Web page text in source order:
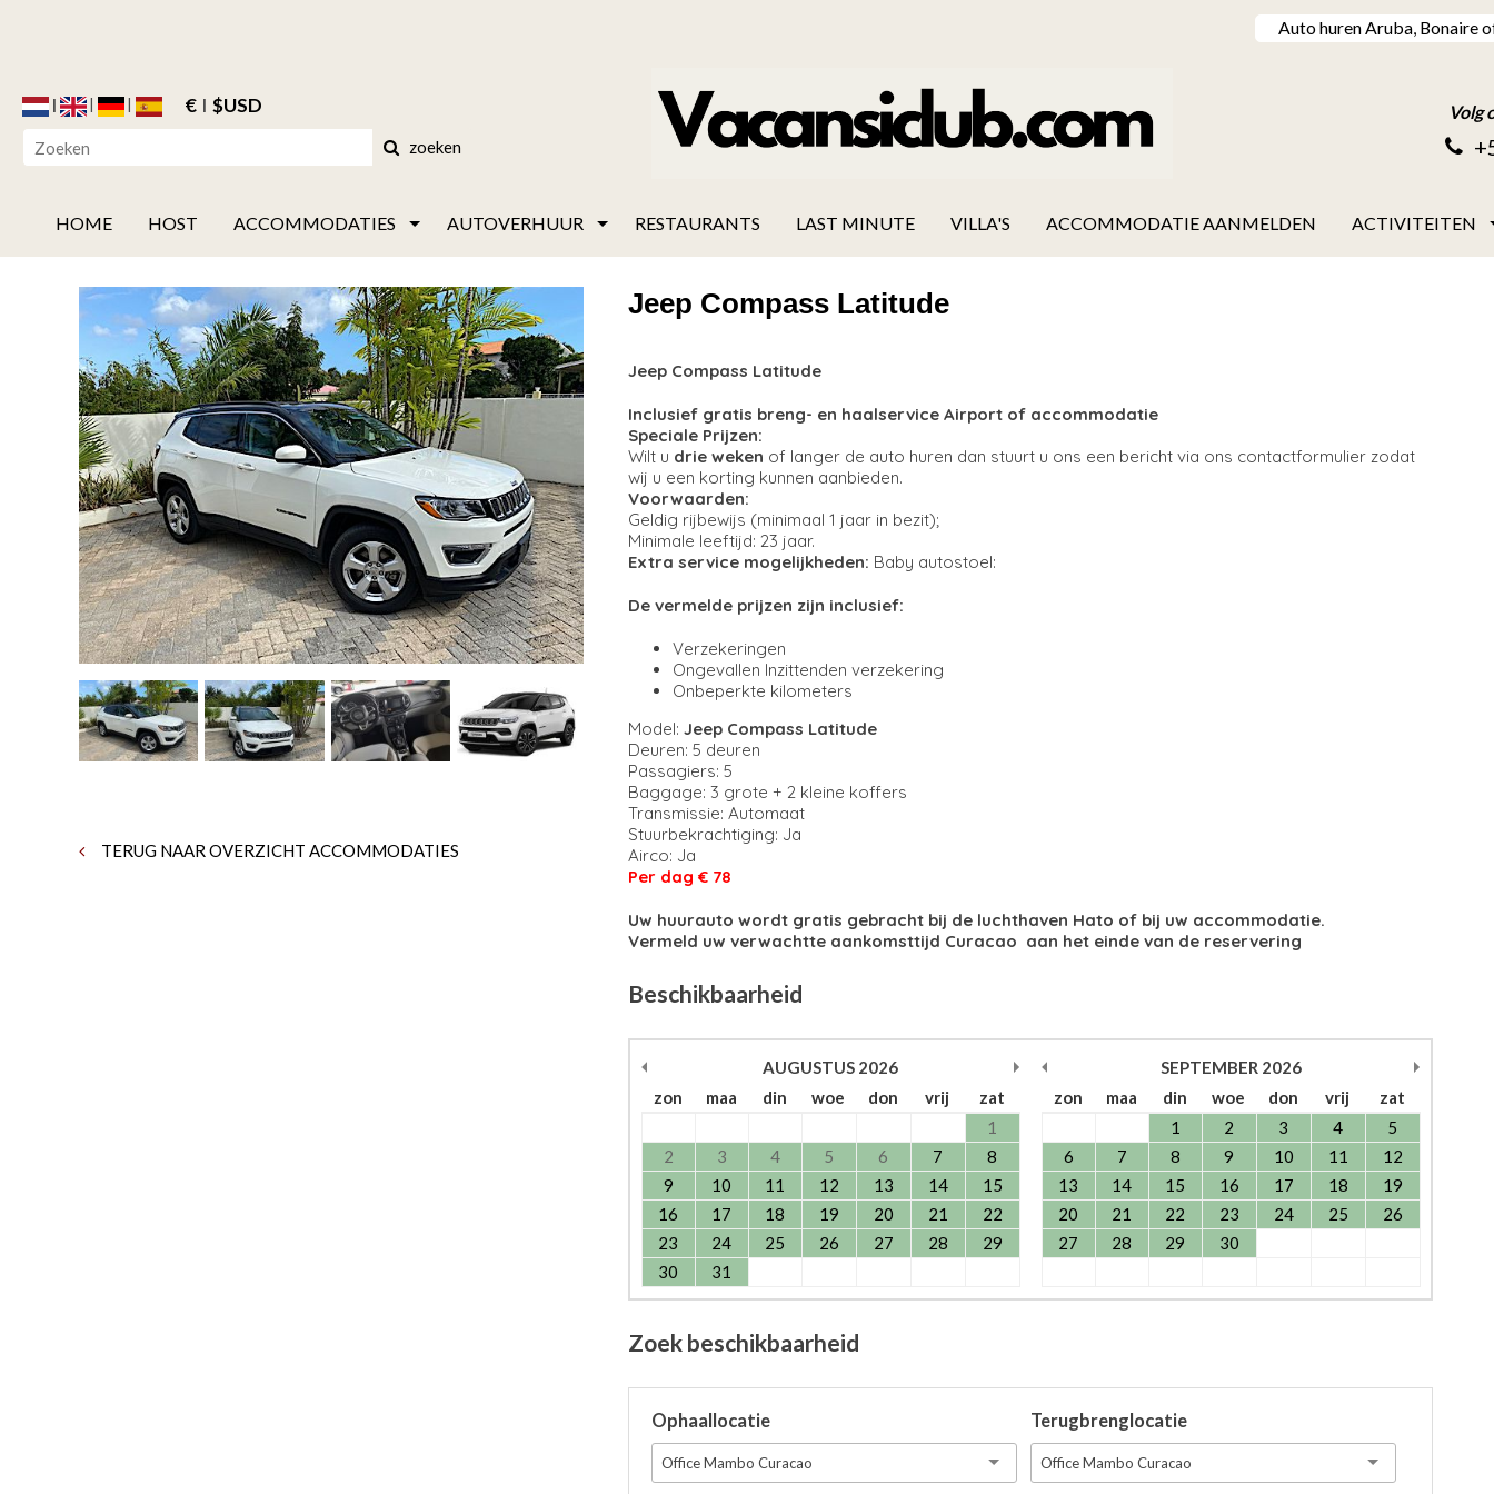
Auto huren Aruba, Bonaire
€ $USD
zoeken
Volg
HOME HOST ACCOMMODATIES AUTOVERHUUR RESTAURANTS LAST MINUTE VILLA'S ACCOMMODATIE AANMELDEN ACTIVITEITEN
TERUG NAAR OVERZICHT ACCOMMODATIES
Jeep Compass Latitude
Jeep Compass Latitude
Inclusief gratis breng- en haalservice Airport of accommodatie
Speciale Prijzen:
Wilt u drie weken of langer de auto huren dan stuurt u ons een bericht via ons contactformulier zodat
wij u een korting kunnen aanbieden.
Voorwaarden:
Geldig rijbewijs (minimaal 1 jaar in bezit);
Minimale leeftijd: 23 jaar.
Extra service mogelijkheden: Baby autostoel:
De vermelde prijzen zijn inclusief:
Verzekeringen
Ongevallen Inzittenden verzekering
Onbeperkte kilometers
Model: Jeep Compass Latitude
Deuren: 5 deuren
Passagiers: 5
Baggage: 3 grote + 2 kleine koffers
Transmissie: Automaat
Stuurbekrachtiging: Ja
Airco: Ja
Per dag € 78
Uw huurauto wordt gratis gebracht bij de luchthaven Hato of bij uw accommodatie.
Vermeld uw verwachtte aankomsttijd Curacao aan het einde van de reservering
Beschikbaarheid
AUGUSTUS 2026
zon
maa din woe don vrij
zat
1
2
3 4 5 6 7
8
9
10 11 12 13 14
15
16
17 18 19 20 21
22
23
24 25 26 27 28
29
30
31
SEPTEMBER 2026
zon
maa din woe don vrij
zat
1
2 3 4
5
6
7 8 9 10 11
12
13
14 15 16 17 18
19
20
21 22 23 24 25
26
27
28 29 30
Zoek beschikbaarheid
Ophaallocatie
Office Mambo Curacao
Terugbrenglocatie
Office Mambo Curacao